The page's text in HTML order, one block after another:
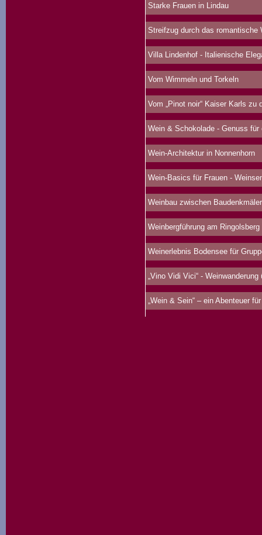
Starke Frauen in Lindau
Streifzug durch das romantische
Villa Lindenhof - Italienische
Vom Wimmeln und Torkeln
Vom „Pinot noir“ Kaiser Karls zu
Wein & Schokolade - Genuss für
Wein-Architektur in Nonnenhorn
Wein-Basics für Frauen -
Weinbau zwischen
Weinbergführung am Ringolsberg
Weinerlebnis Bodensee für
„Vino Vidi Vici“ -
„Wein & Sein“ – ein Abenteuer